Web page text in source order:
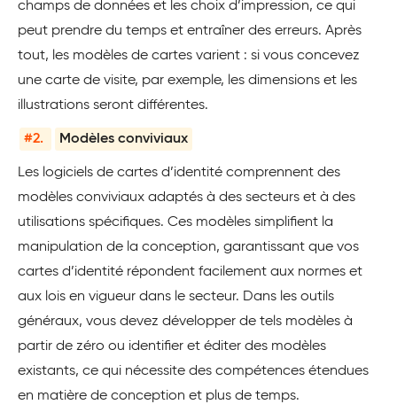
champs de données et les choix d’impression, ce qui
peut prendre du temps et entraîner des erreurs. Après
tout, les modèles de cartes varient : si vous concevez
une carte de visite, par exemple, les dimensions et les
illustrations seront différentes.
#2. Modèles conviviaux
Les logiciels de cartes d’identité comprennent des
modèles conviviaux adaptés à des secteurs et à des
utilisations spécifiques. Ces modèles simplifient la
manipulation de la conception, garantissant que vos
cartes d’identité répondent facilement aux normes et
aux lois en vigueur dans le secteur. Dans les outils
généraux, vous devez développer de tels modèles à
partir de zéro ou identifier et éditer des modèles
existants, ce qui nécessite des compétences étendues
en matière de conception et plus de temps.